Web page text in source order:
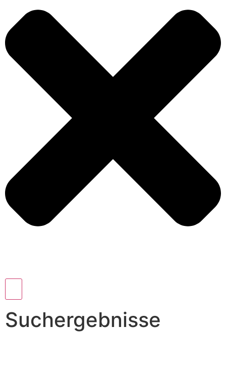
Suchergebnisse